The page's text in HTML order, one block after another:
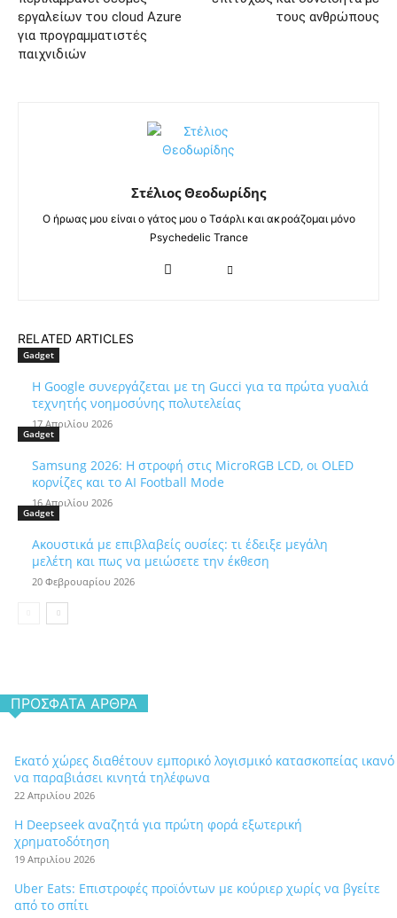
εργαλείων του cloud Azure
για προγραμματιστές
παιχνιδιών
τους ανθρώπους
Στέλιος Θεοδωρίδης
Ο ήρωας μου είναι ο γάτος μου ο Τσάρλι και ακροάζομαι μόνο
Psychedelic Trance
RELATED ARTICLES
Gadget
Η Google συνεργάζεται με τη Gucci για τα πρώτα γυαλιά
τεχνητής νοημοσύνης πολυτελείας
17 Απριλίου 2026
Gadget
Samsung 2026: Η στροφή στις MicroRGB LCD, οι OLED
κορνίζες και το AI Football Mode
16 Απριλίου 2026
Gadget
Ακουστικά με επιβλαβείς ουσίες: τι έδειξε μεγάλη
μελέτη και πως να μειώσετε την έκθεση
20 Φεβρουαρίου 2026
ΠΡΌΣΦΑΤΑ ΆΡΘΡΑ
Εκατό χώρες διαθέτουν εμπορικό λογισμικό κατασκοπείας ικανό
να παραβιάσει κινητά τηλέφωνα
22 Απριλίου 2026
Η Deepseek αναζητά για πρώτη φορά εξωτερική
χρηματοδότηση
19 Απριλίου 2026
Uber Eats: Επιστροφές προϊόντων με κούριερ χωρίς να βγείτε
από το σπίτι